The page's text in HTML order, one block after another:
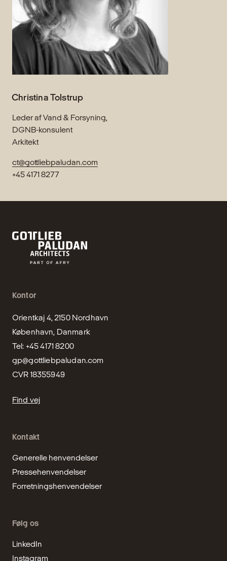
Christina Tolstrup
Leder af Vand & Forsyning,
DGNB-konsulent
Arkitekt
ct@gottliebpaludan.com
+45 4171 8277
Kontor
Orientkaj 4, 2150 Nordhavn
København, Danmark
Tel: +45 4171 8200
gp@gottliebpaludan.com
CVR 18355949
Find vej
Kontakt
Generelle henvendelser
Pressehenvendelser
Forretningshenvendelser
Følg os
LinkedIn
Instagram